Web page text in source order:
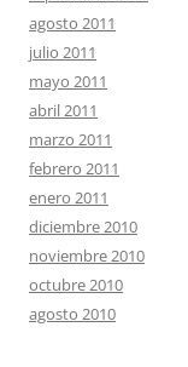
agosto 2011
julio 2011
mayo 2011
abril 2011
marzo 2011
febrero 2011
enero 2011
diciembre 2010
noviembre 2010
octubre 2010
agosto 2010